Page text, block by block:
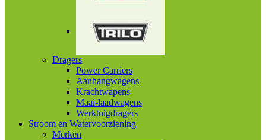
Dragers
Power Carriers
Aanhangwagens
Krachtwapens
Maai-laadwagens
Werktuigdragers
Stroom en Watervoorziening
Merken